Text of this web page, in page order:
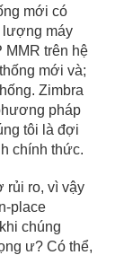
mới có
lượng máy
MMR trên hệ
mới và;
Zimbra
pháp
tôi là đợi
chính thức.
rủi ro, vì vậy
place
chúng
ư? Có thể,